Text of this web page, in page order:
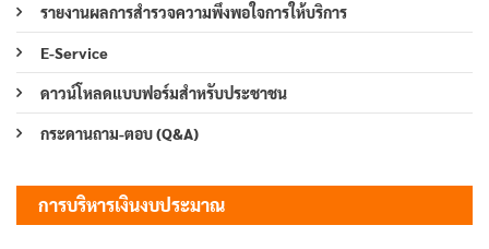
รายงานผลการสำรวจความพึงพอใจการให้บริการ
E-Service
ดาวน์โหลดแบบฟอร์มสำหรับประชาชน
กระดานถาม-ตอบ (Q&A)
การบริหารเงินงบประมาณ